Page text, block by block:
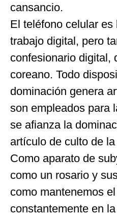
cansancio.
El teléfono celular es
trabajo digital, pero
confesionario digital,
coreano. Todo
dominación genera
son empleados para
se afianza la
artículo de culto de
Como aparato de
como un rosario y
como mantenemos
constantemente en